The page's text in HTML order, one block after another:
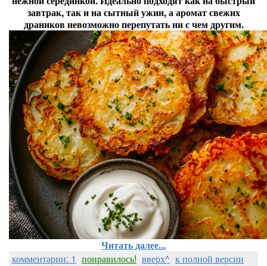
завтрак, так и на сытный ужин, а аромат свежих
драников невозможно перепутать ни с чем другим.
Читать далее...
комментарии: 1 понравилось! вверх^ к полной версии